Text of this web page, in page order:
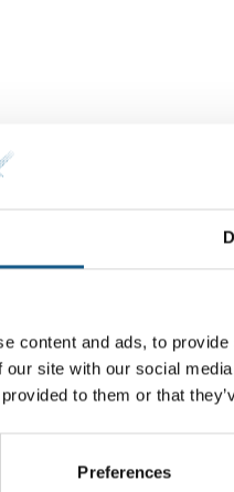
content and ads, to
our site with our social
to them or that
Preferences